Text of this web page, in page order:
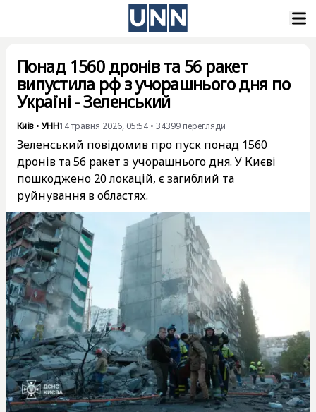
Понад 1560 дронів та 56 ракет
випустила рф з учорашнього дня по
Україні - Зеленський
Київ • УНН14 травня 2026, 05:54 • 34399 перегляди
Зеленський повідомив про пуск понад 1560
дронів та 56 ракет з учорашнього дня. У Києві
пошкоджено 20 локацій, є загиблий та
руйнування в областях.